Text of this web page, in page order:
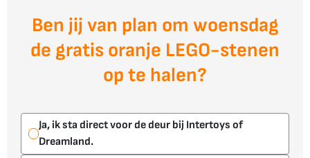
Ben jij van plan om woensdag
de gratis oranje LEGO-stenen
op te halen?
Ja, ik sta direct voor de deur bij Intertoys of
Dreamland.